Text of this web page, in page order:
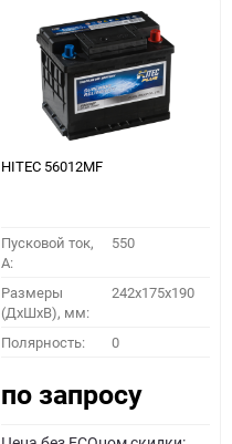
HITEC 56012MF
Пусковой ток,
A:
550
Размеры
(ДхШхВ), мм:
242x175x190
Полярность: 0
по запросу